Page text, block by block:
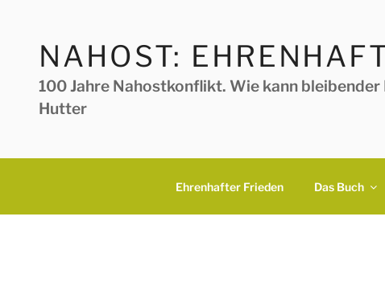
springenNAHOST:
100 Jahre Nahostkonflikt. Wie kann
Hutter
Ehrenhafter Frieden Das Buch